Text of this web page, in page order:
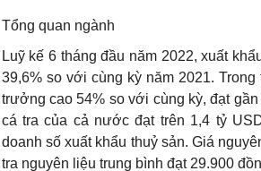
Tổng quan ngành
Luỹ kế 6 tháng đầu năm 2022, xuất
39,6% so với cùng kỳ năm 2021.
trưởng cao 54% so với cùng kỳ, đạt
cá tra của cả nước đạt trên 1,4 tỷ
doanh số xuất khẩu thuỷ sản. Giá
tra nguyên liệu trung bình đạt 29.900